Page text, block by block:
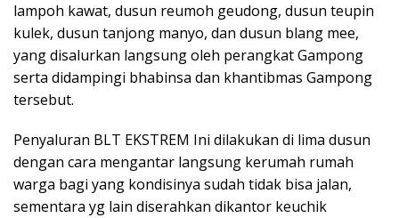
lampoh kawat, dusun reumoh geudong, dusun teupin
kulek, dusun tanjong manyo, dan dusun blang mee,
yang disalurkan langsung oleh perangkat Gampong
serta didampingi bhabinsa dan khantibmas Gampong
tersebut.
Penyaluran BLT EKSTREM Ini dilakukan di lima dusun
dengan cara mengantar langsung kerumah rumah
warga bagi yang kondisinya sudah tidak bisa jalan,
sementara yg lain diserahkan dikantor keuchik